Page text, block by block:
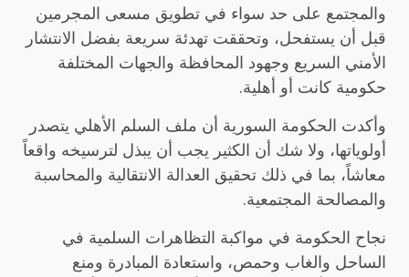
والمجتمع على حد سواء في تطويق مسعى المجرمين
قبل أن يستفحل، وتحققت تهدئة سريعة بفضل الانتشار
الأمني السريع وجهود المحافظة والجهات المختلفة
حكومية كانت أو أهلية.
وأكدت الحكومة السورية أن ملف السلم الأهلي يتصدر
أولوياتها، ولا شك أن الكثير يجب أن يبذل لترسيخه واقعاً
معاشاً، بما في ذلك تحقيق العدالة الانتقالية والمحاسبة
والمصالحة المجتمعية.
نجاح الحكومة في مواكبة التظاهرات السلمية في
الساحل والغاب وحمص، واستعادة المبادرة ومنع